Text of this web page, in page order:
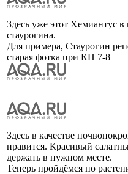
Здесь уже этот Хемиантус в
стаурогина.
Для примера, Стаурогин
старая фотка при КН 7-8
Здесь в качестве
нравится. Красивый
держать в нужном месте.
Теперь пройдёмся по